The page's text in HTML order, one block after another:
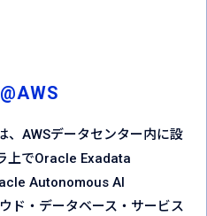
、AWSデータセンター内に設
上でOracle Exadata
Autonomous AI
ド・データベース・サービス